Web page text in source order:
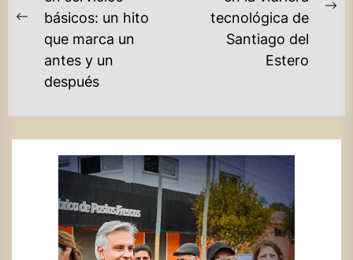
Previous
post:
básicos: un hito
que marca un
antes y un
después
tecnológica de
Santiago del
Estero